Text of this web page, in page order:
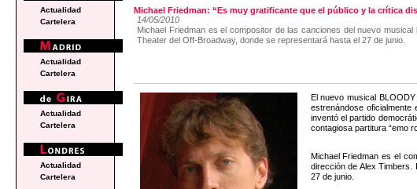
Michael Friedman: “Es muy gratificante que el público y la crítica
14/05/2010
Michael Friedman es el compositor de las canciones del nuevo
Theater del Off-Broadway, donde se representará hasta el 27 de junio.
El nuevo musical
estrenándose oficialmente
inventó el partido
contagiosa partitura “emo
Michael Friedman es el
dirección de Alex
27 de junio.
Actualidad
Cartelera
Actualidad
Cartelera
Actualidad
Cartelera
Actualidad
Cartelera